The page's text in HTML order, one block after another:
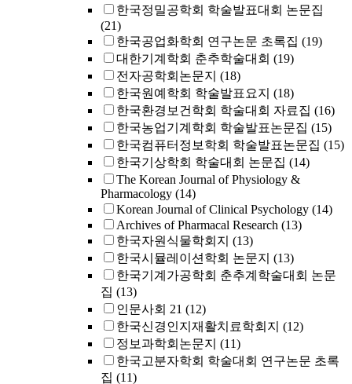
한국정밀공학회 학술발표대회 논문집
(21)
한국공업화학회 연구논문 초록집 (19)
대한기계학회 춘추학술대회 (19)
전자공학회논문지 (18)
한국원예학회 학술발표요지 (18)
한국환경보건학회 학술대회 자료집 (16)
한국농업기계학회 학술발표논문집 (15)
한국컴퓨터정보학회 학술발표논문집 (15)
한국기상학회 학술대회 논문집 (14)
The Korean Journal of Physiology &
Pharmacology (14)
Korean Journal of Clinical Psychology (14)
Archives of Pharmacal Research (13)
한국자원식물학회지 (13)
한국시뮬레이션학회 논문지 (13)
한국기계가공학회 춘추계학술대회 논문
집 (13)
인문사회 21 (12)
한국신경인지재활치료학회지 (12)
정보과학회논문지 (11)
한국고분자학회 학술대회 연구논문 초록
집 (11)